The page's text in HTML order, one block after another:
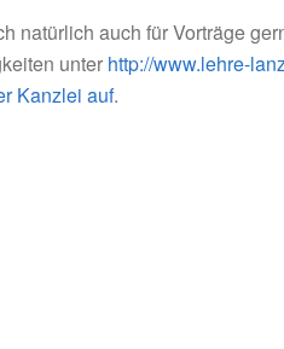
natürlich auch für Vorträge
unter http://www.lehre-
Kanzlei auf.